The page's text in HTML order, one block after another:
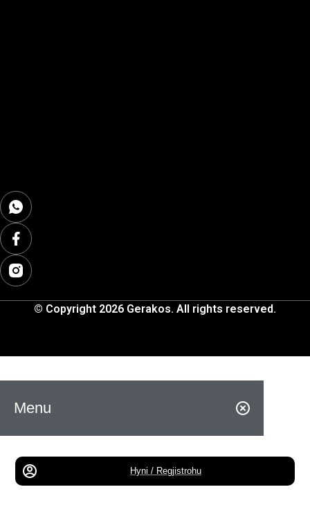
© Copyright 2026 Gerakos. All rights reserved.
Menu
Hyni / Regjistrohu